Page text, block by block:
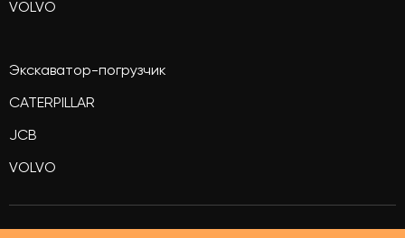
VOLVO
Экскаватор-погрузчик
CATERPILLAR
JCB
VOLVO